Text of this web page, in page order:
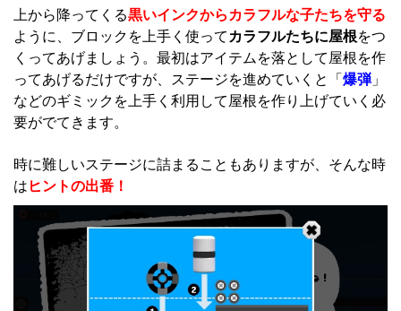
上から降ってくる黒いインクからカラフルな子たちを守る
ように、ブロックを上手く使ってカラフルたちに屋根をつ
くってあげましょう。最初はアイテムを落として屋根を作
ってあげるだけですが、ステージを進めていくと「爆弾」
などのギミックを上手く利用して屋根を作り上げていく必
要がでてきます。
時に難しいステージに詰まることもありますが、そんな時
はヒントの出番！